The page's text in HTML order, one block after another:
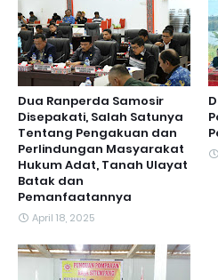
Dua Ranperda Samosir
Disepakati, Salah Satunya
Tentang Pengakuan dan
Perlindungan Masyarakat
Hukum Adat, Tanah Ulayat
Batak dan
Pemanfaatannya
April 18, 2025